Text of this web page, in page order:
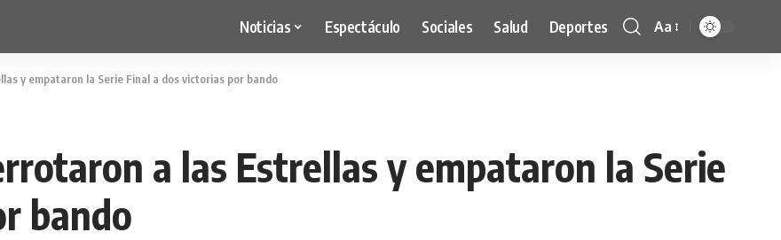
Noticias Espectáculo Sociales Salud Deportes Aa
y empataron la Serie Final a dos victorias por bando
a las Estrellas y empataron la Serie
bando